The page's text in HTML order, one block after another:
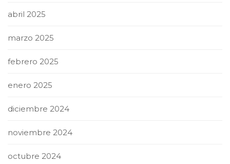
abril 2025
marzo 2025
febrero 2025
enero 2025
diciembre 2024
noviembre 2024
octubre 2024